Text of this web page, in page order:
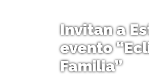
Invitan a
evento
Familia”